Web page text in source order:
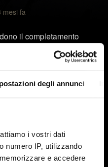
degli annunci
i vostri dati
numero IP, utilizzando
e accedere
fa
il completamento
che nel diario non
la missione per cui
PlayStation si spengano
di alimentazione.